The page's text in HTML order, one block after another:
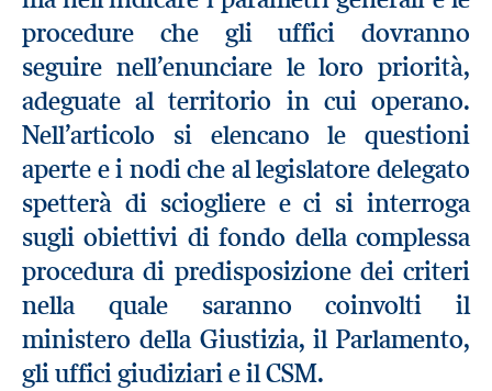
procedure che gli uffici dovranno
seguire nell’enunciare le loro priorità,
adeguate al territorio in cui operano.
Nell’articolo si elencano le questioni
aperte e i nodi che al legislatore delegato
spetterà di sciogliere e ci si interroga
sugli obiettivi di fondo della complessa
procedura di predisposizione dei criteri
nella quale saranno coinvolti il
ministero della Giustizia, il Parlamento,
gli uffici giudiziari e il CSM.